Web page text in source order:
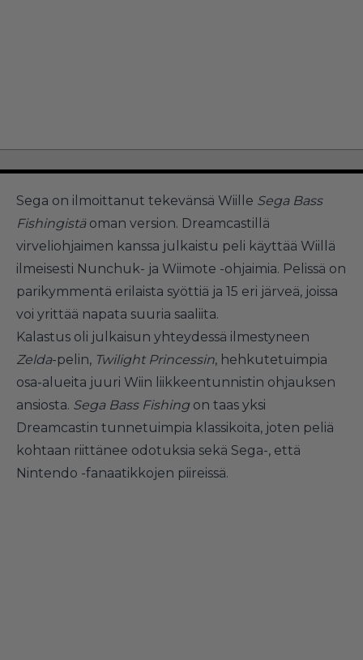
Sega on ilmoittanut tekevänsä Wiille Sega Bass
Fishingistäoman version. Dreamcastillä
virveliohjaimen kanssa julkaistu peli käyttää Wiillä
ilmeisesti Nunchuk- ja Wiimote -ohjaimia. Pelissä on
parikymmentä erilaista syöttiä ja 15 eri järveä, joissa
voi yrittää napata suuria saaliita.
Kalastus oli julkaisun yhteydessä ilmestyneen
Zelda-pelin, Twilight Princessin, hehkutetuimpia
osa-alueita juuri Wiin liikkeentunnistin ohjauksen
ansiosta. Sega Bass Fishing on taas yksi
Dreamcastin tunnetuimpia klassikoita, joten peliä
kohtaan riittänee odotuksia sekä Sega-, että
Nintendo -fanaatikkojen piireissä.